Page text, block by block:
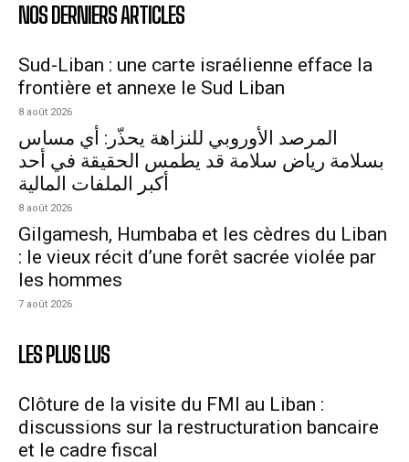
NOS DERNIERS ARTICLES
Sud-Liban : une carte israélienne efface la
frontière et annexe le Sud Liban
8 août 2026
المرصد الأوروبي للنزاهة يحذّر: أي مساس
بسلامة رياض سلامة قد يطمس الحقيقة في أحد
أكبر الملفات المالية
8 août 2026
Gilgamesh, Humbaba et les cèdres du Liban
: le vieux récit d’une forêt sacrée violée par
les hommes
7 août 2026
LES PLUS LUS
Clôture de la visite du FMI au Liban :
discussions sur la restructuration bancaire
et le cadre fiscal